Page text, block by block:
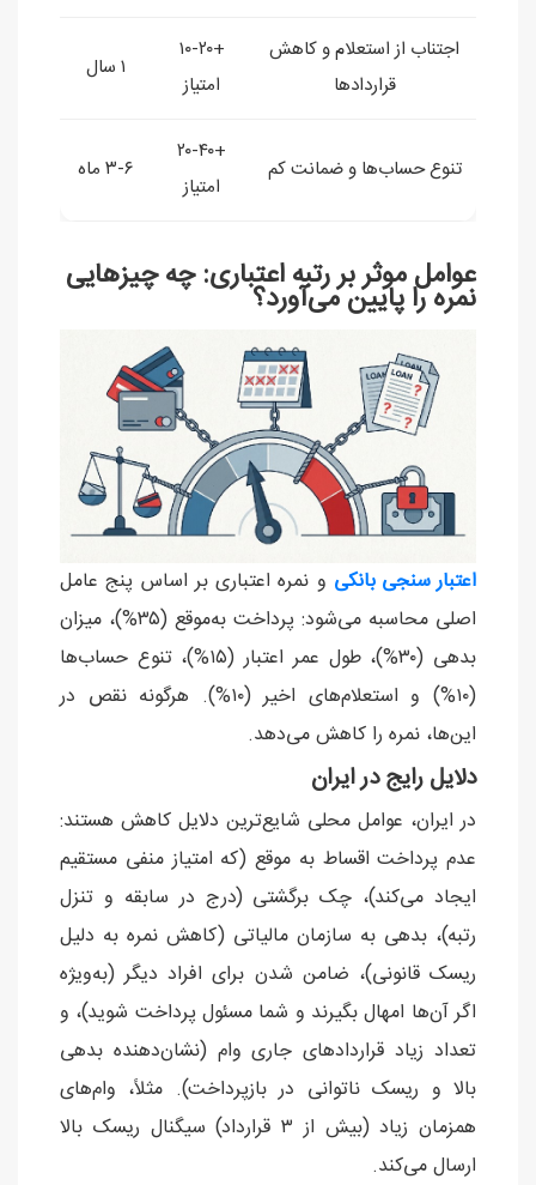
اجتناب از استعلام و کاهش
قراردادها
+۱۰-۲۰
امتیاز
۱ سال
تنوع حساب‌ها و ضمانت کم
+۲۰-۴۰
امتیاز
۳-۶ ماه
عوامل موثر بر رتبه اعتباری: چه چیزهایی
نمره را پایین می‌آورد؟
اعتبار سنجی بانکی و نمره اعتباری بر اساس پنج عامل
اصلی محاسبه می‌شود: پرداخت به‌موقع (۳۵%)، میزان
بدهی (۳۰%)، طول عمر اعتبار (۱۵%)، تنوع حساب‌ها
(۱۰%) و استعلام‌های اخیر (۱۰%). هرگونه نقص در
این‌ها، نمره را کاهش می‌دهد.
دلایل رایج در ایران
در ایران، عوامل محلی شایع‌ترین دلایل کاهش هستند:
عدم پرداخت اقساط به موقع (که امتیاز منفی مستقیم
ایجاد می‌کند)، چک برگشتی (درج در سابقه و تنزل
رتبه)، بدهی به سازمان مالیاتی (کاهش نمره به دلیل
ریسک قانونی)، ضامن شدن برای افراد دیگر (به‌ویژه
اگر آن‌ها امهال بگیرند و شما مسئول پرداخت شوید)، و
تعداد زیاد قراردادهای جاری وام (نشان‌دهنده بدهی
بالا و ریسک ناتوانی در بازپرداخت). مثلاً، وام‌های
همزمان زیاد (بیش از ۳ قرارداد) سیگنال ریسک بالا
ارسال می‌کند.